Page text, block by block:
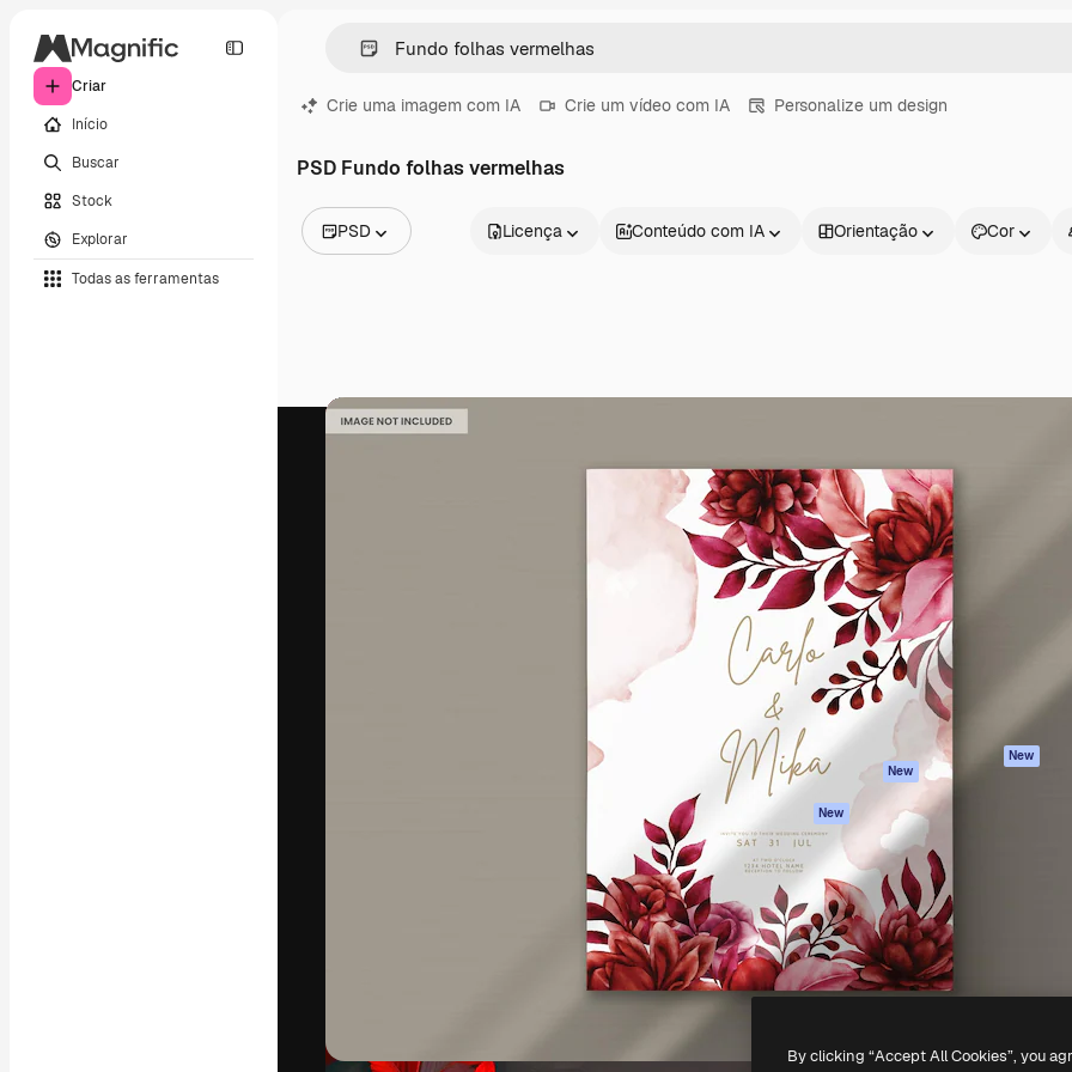
Criar
Início
Buscar
Stock
Explorar
Todas as ferramentas
Crie uma imagem com IA Crie um vídeo com IA Personalize um design
PSD Fundo folhas vermelhas
PSD
Vídeos
Clipes de vídeo
Licença Conteúdo com IA Orientação Cor
A plataforma criativa para você direcionar
seu melhor trabalho. Mais de 1 milhão de
assinantes entre criativos, empresas,
Produtos
Spaces
Assistente de IA
Gerador de
imagens
Gerador de vídeos
Texto para voz
Conteúdo de stock
MCP para
Claude/ChatGPT
New
New
API
App móvel
Todas as
ferramentas
Começar
Academy
Documentação
Atendimento
Termos e
condições
Política de
privacidade
Originais
New
Política de cookies
Afiliados
Empresas
Freepik Company S.L.U. Todos os direitos reservados.
By clicking “Accept All Cookies”, you